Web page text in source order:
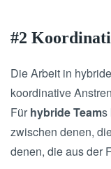
#2
Die Arbeit in
koordinative
Für hybride Teams
zwischen denen,
denen, die aus der